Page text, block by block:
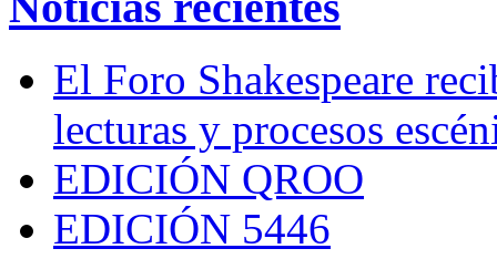
El Foro Shakespeare
lecturas y procesos
EDICIÓN QROO
EDICIÓN 5446